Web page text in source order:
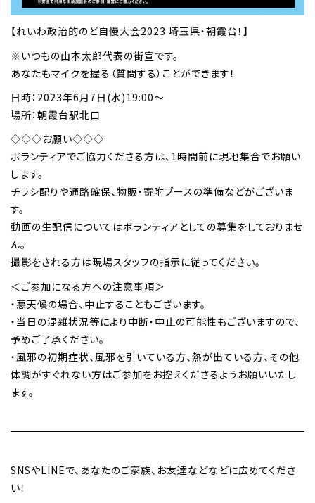
【れいわ政治的のど自慢大会2023 埼玉県・朝霞台！】
※いつもの山本太郎代表の街宣です。
あなたもマイクを握る（質問する）ことができます！
日時：2023年6月7日(水)19:00～
場所：朝霞台駅北口
◇◇◇お願い◇◇◇
ボランティアでご協力くださる方は、1時間前に現地集合でお願い
します。
チラシ配りや通路確保、物販・寄附ブースの準備などがございま
す。
動画の生配信についてはボランティアとしての募集をしておりませ
ん。
撮影をされる方は現場スタッフの指示に従ってください。
＜ご参加になる方への注意事項＞
・悪天候の場合、中止することもございます。
・当日の混雑状況等により中断・中止の可能性もございますので、
予めご了承ください。
・風邪の初期症状、風邪を引いている方、熱が出ている方、その他
体調がすぐれない方はご参加をお控えくださるようお願いいたし
ます。
SNSやLINEで、あなたのご家族、お友達などなどに広めてくださ
い！